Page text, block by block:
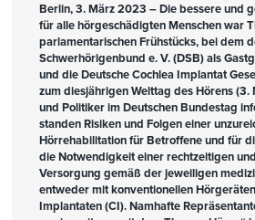
Berlin, 3. März 2023 – Die bessere und
für alle hörgeschädigten Menschen war
parlamentarischen Frühstücks, bei dem
Schwerhörigenbund e. V. (DSB) als
und die Deutsche Cochlea Implantat
zum diesjährigen Welttag des Hörens (3.
und Politiker im Deutschen Bundestag
standen Risiken und Folgen einer
Hörrehabilitation für Betroffene und für
die Notwendigkeit einer rechtzeitigen
Versorgung gemäß der jeweiligen
entweder mit konventionellen
Implantaten (CI). Namhafte